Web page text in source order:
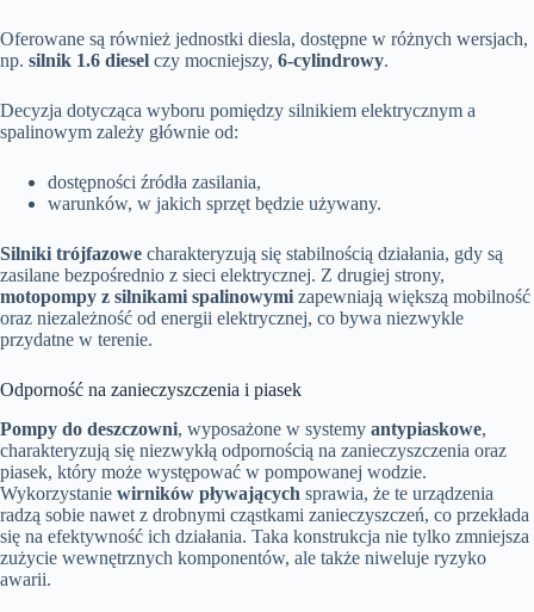
Oferowane są również jednostki diesla, dostępne w różnych wersjach,
np. silnik 1.6 diesel czy mocniejszy, 6-cylindrowy.
Decyzja dotycząca wyboru pomiędzy silnikiem elektrycznym a
spalinowym zależy głównie od:
dostępności źródła zasilania,
warunków, w jakich sprzęt będzie używany.
Silniki trójfazowe charakteryzują się stabilnością działania, gdy są
zasilane bezpośrednio z sieci elektrycznej. Z drugiej strony,
motopompy z silnikami spalinowymi zapewniają większą mobilność
oraz niezależność od energii elektrycznej, co bywa niezwykle
przydatne w terenie.
Odporność na zanieczyszczenia i piasek
Pompy do deszczowni, wyposażone w systemy antypiaskowe,
charakteryzują się niezwykłą odpornością na zanieczyszczenia oraz
piasek, który może występować w pompowanej wodzie.
Wykorzystanie wirników pływających sprawia, że te urządzenia
radzą sobie nawet z drobnymi cząstkami zanieczyszczeń, co przekłada
się na efektywność ich działania. Taka konstrukcja nie tylko zmniejsza
zużycie wewnętrznych komponentów, ale także niweluje ryzyko
awarii.